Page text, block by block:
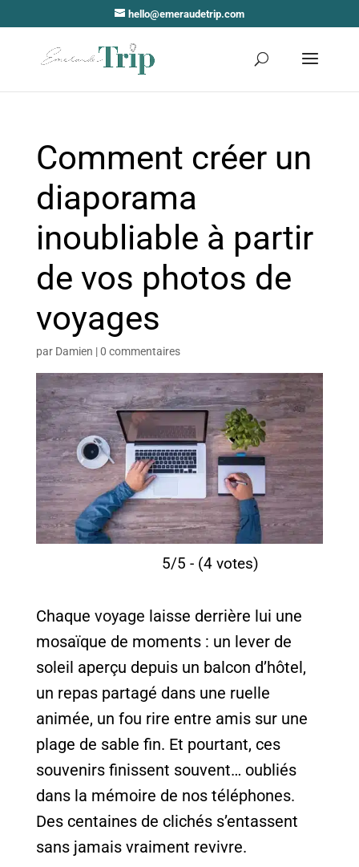
hello@emeraudetrip.com
Comment créer un
diaporama
inoubliable à partir
de vos photos de
voyages
par Damien |0 commentaires
5/5 - (4 votes)
Chaque voyage laisse derrière lui une
mosaïque de moments : un lever de
soleil aperçu depuis un balcon d’hôtel,
un repas partagé dans une ruelle
animée, un fou rire entre amis sur une
plage de sable fin. Et pourtant, ces
souvenirs finissent souvent… oubliés
dans la mémoire de nos téléphones.
Des centaines de clichés s’entassent
sans jamais vraiment revivre.